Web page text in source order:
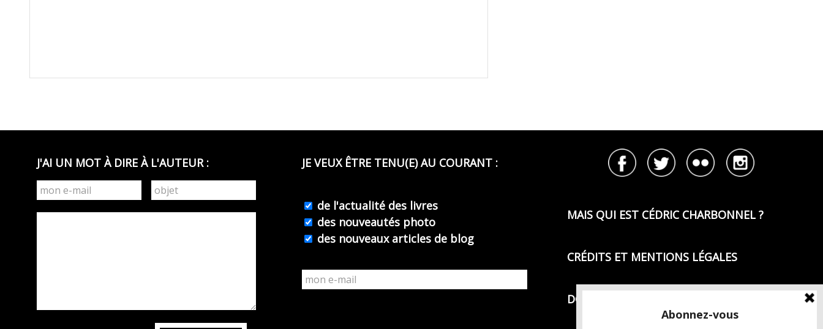
J'AI UN MOT À DIRE À L'AUTEUR : JE VEUX ÊTRE TENU(E) AU COURANT :
de l'actualité des livres
des nouveautés photo
des nouveaux articles de blog
MAIS QUI EST CÉDRIC CHARBONNEL ?
CRÉDITS ET MENTIONS LÉGALES
DONNÉES PERSONNELLES